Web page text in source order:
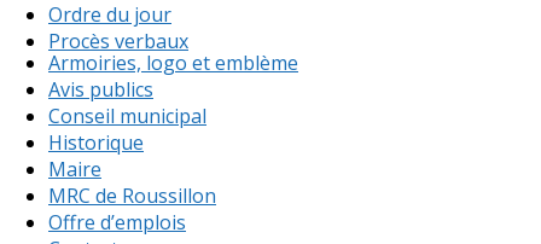
Ordre du jour
Procès verbaux
Armoiries, logo et emblème
Avis publics
Conseil municipal
Historique
Maire
MRC de Roussillon
Offre d’emplois